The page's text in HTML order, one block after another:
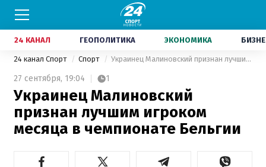
24 КАНАЛ ГЕОПОЛИТИКА ЭКОНОМИКА
24 канал Спорт Спорт Украинец Малиновский признан лучшим игроком месяца в чемпионате Бельгии
27 сентября, 19:04 1
Украинец Малиновский
признан лучшим игроком
месяца в чемпионате Бельгии